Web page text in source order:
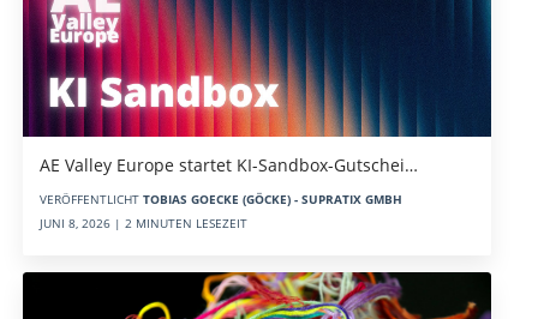
AE Valley Europe startet KI-Sandbox-Gutschei…
VERÖFFENTLICHT TOBIAS GOECKE (GÖCKE) - SUPRATIX GMBH
JUNI 8, 2026 | 2 MINUTEN LESEZEIT